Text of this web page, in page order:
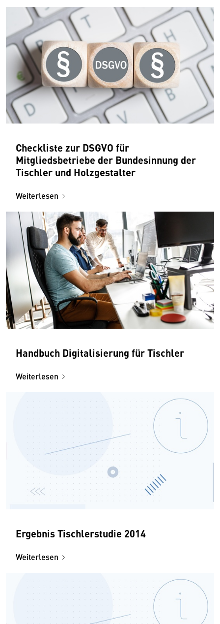
Checkliste zur DSGVO für
Mitgliedsbetriebe der Bundesinnung der
Tischler und Holzgestalter
Weiterlesen
Handbuch Digitalisierung für Tischler
Weiterlesen
Ergebnis Tischlerstudie 2014
Weiterlesen